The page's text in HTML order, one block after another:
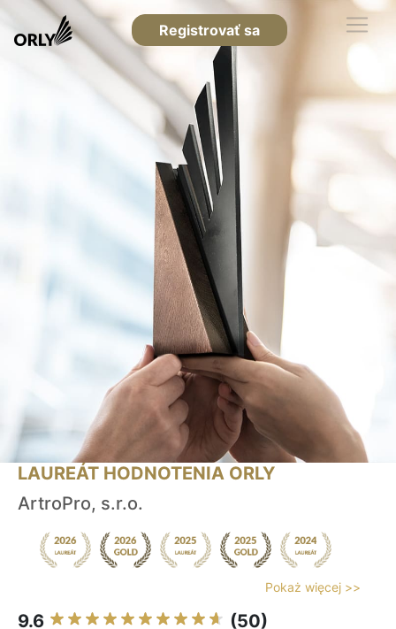
Registrovať sa
LAUREÁT HODNOTENIA ORLY
ArtroPro, s.r.o.
Pokaż więcej >>
9.6 (50)